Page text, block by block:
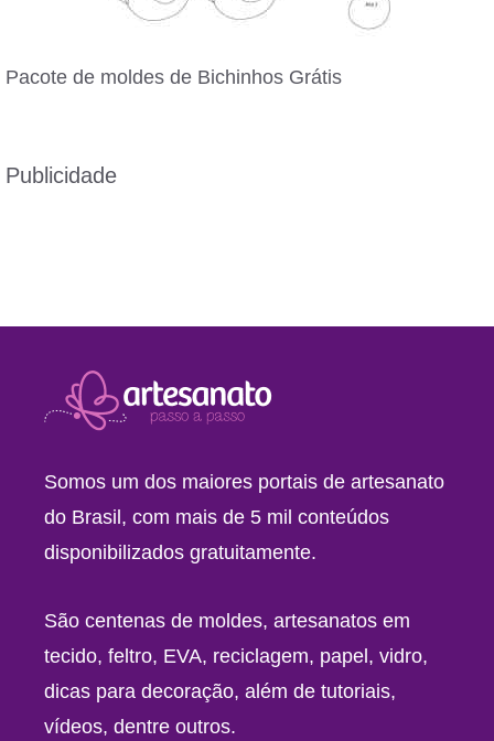
Pacote de moldes de Bichinhos Grátis
Publicidade
Somos um dos maiores portais de artesanato
do Brasil, com mais de 5 mil conteúdos
disponibilizados gratuitamente.
São centenas de moldes, artesanatos em
tecido, feltro, EVA, reciclagem, papel, vidro,
dicas para decoração, além de tutoriais,
vídeos, dentre outros.